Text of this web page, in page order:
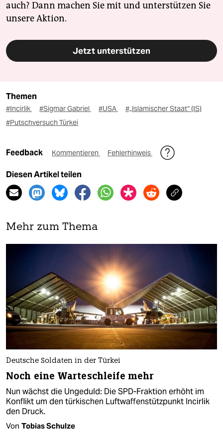
auch? Dann machen Sie mit und unterstützen Sie
unsere Aktion.
Jetzt unterstützen
Themen
#Incirlik #Sigmar Gabriel #USA
#„Islamischer Staat“ (IS)
#Putschversuch Türkei
Feedback Kommentieren Fehlerhinweis
Diesen Artikel teilen
Mehr zum Thema
Deutsche Soldaten in der Türkei
Noch eine Warteschleife mehr
Nun wächst die Ungeduld: Die SPD-Fraktion erhöht im
Konflikt um den türkischen Luftwaffenstützpunkt Incirlik
den Druck.
Von Tobias Schulze